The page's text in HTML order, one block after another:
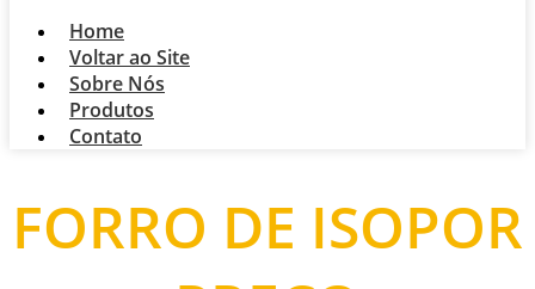
Home
Voltar ao Site
Sobre Nós
Produtos
Contato
FORRO DE ISOPOR